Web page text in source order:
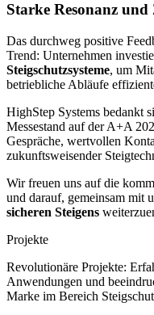
Starke Resonanz
Das durchweg positive
Trend: Unternehmen
Steigschutzsysteme, um
betriebliche Abläufe
HighStep Systems bedankt
Messestand auf der A+A
Gespräche, wertvollen
zukunftsweisender
Wir freuen uns auf die
und darauf, gemeinsam mit
sicheren Steigens
Projekte
Revolutionäre Projekte:
Anwendungen und
Marke im Bereich